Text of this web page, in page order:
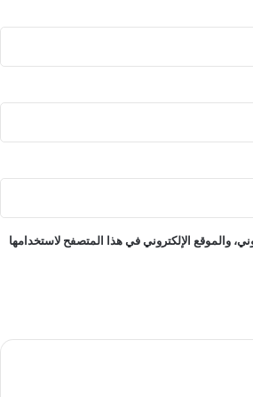
والموقع الإلكتروني في هذا المتصفح لاستخدامها